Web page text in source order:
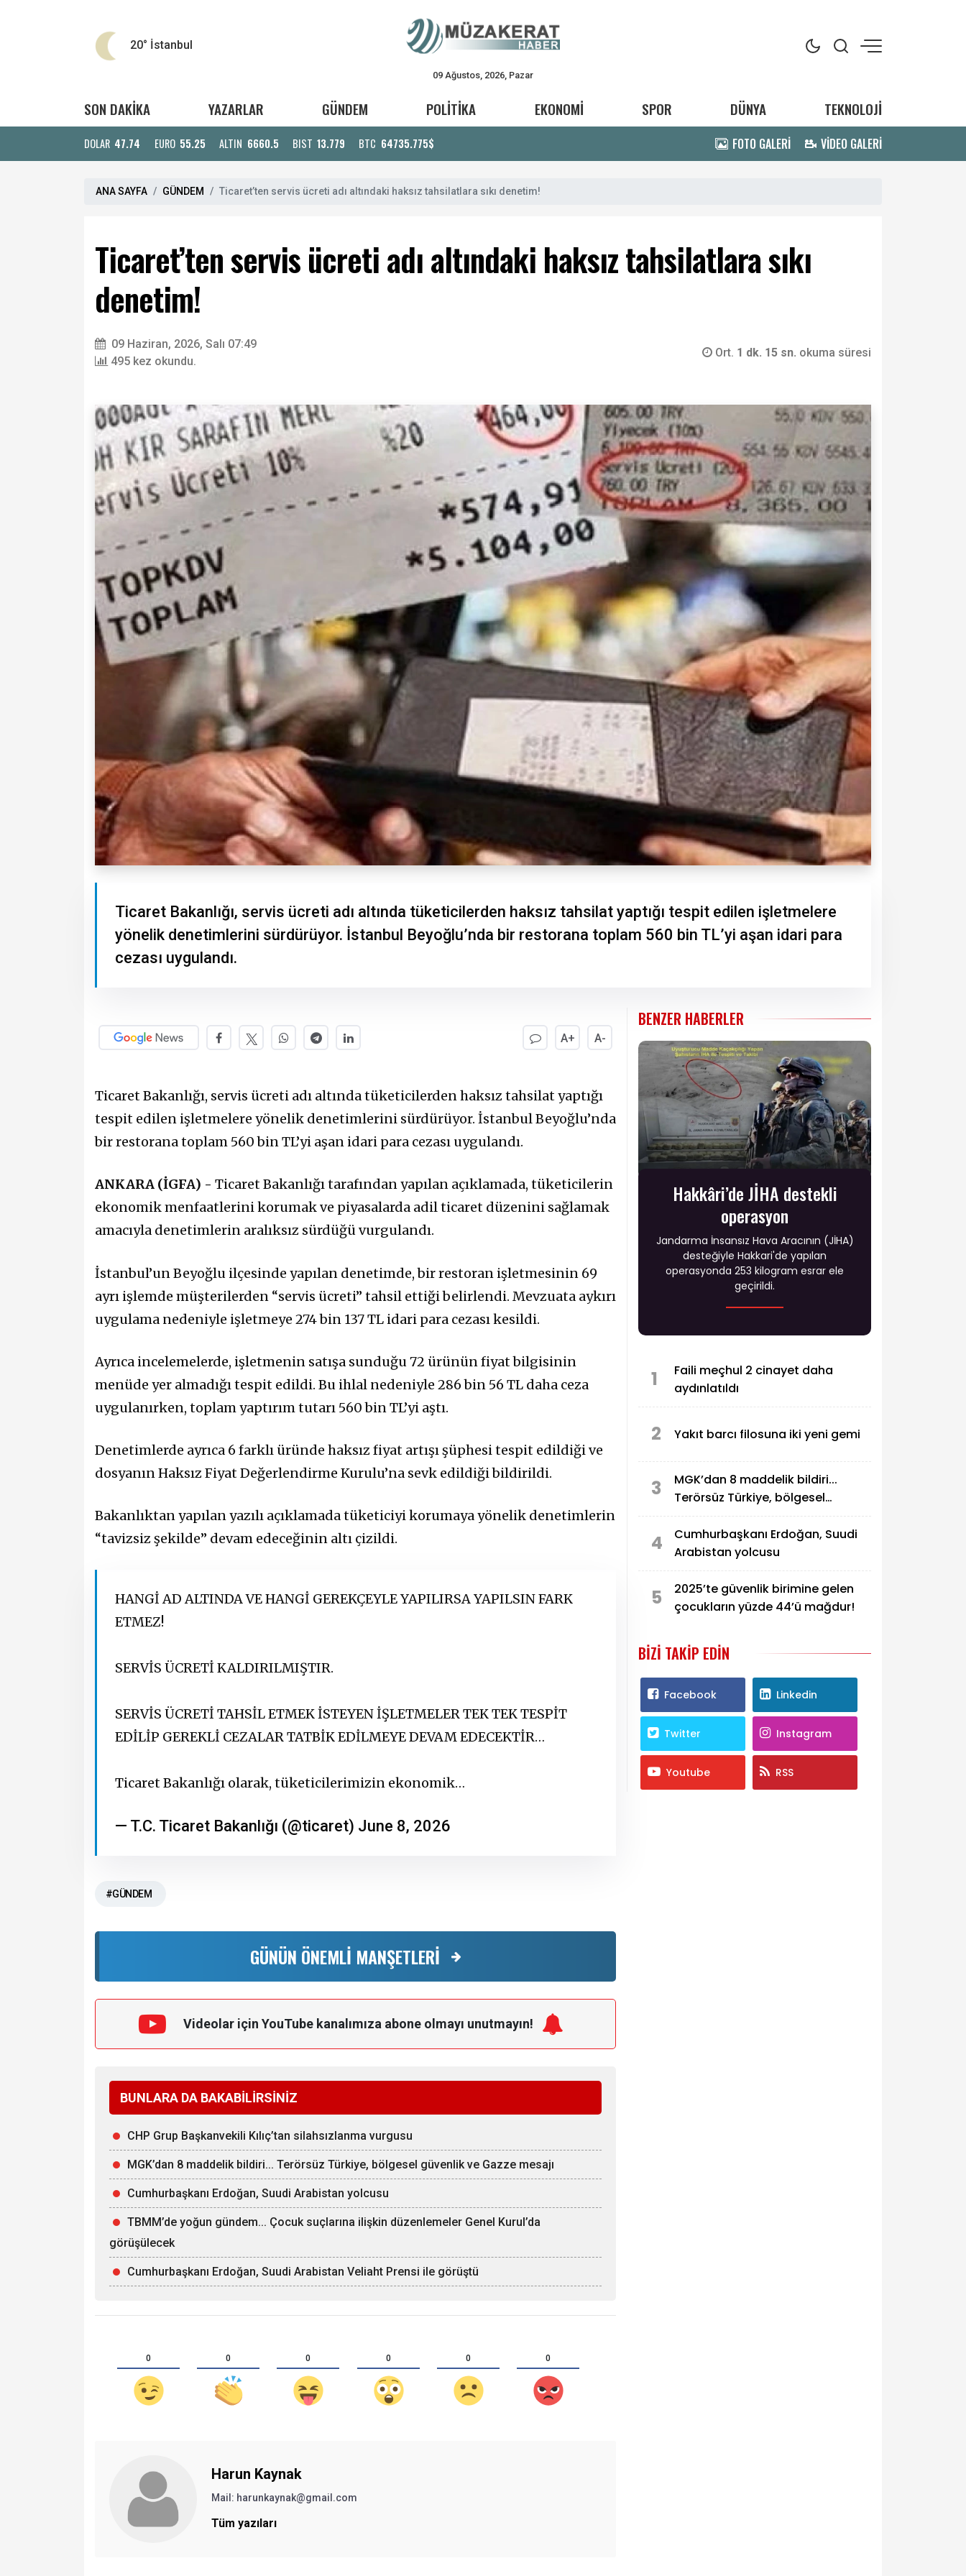
20° İstanbul
09 Ağustos, 2026, Pazar
SON DAKİKA YAZARLAR GÜNDEM POLİTİKA EKONOMİ SPOR DÜNYA TEKNOLOJİ
DOLAR 47.74 EURO 55.25 ALTIN 6660.5 BIST 13.779 BTC 64735.775$ FOTO GALERİ VİDEO GALERİ
ANA SAYFA GÜNDEM Ticaret’ten servis ücreti adı altındaki haksız tahsilatlara sıkı denetim!
Ticaret’ten servis ücreti adı altındaki haksız tahsilatlara sıkı
denetim!
09 Haziran, 2026, Salı 07:49
495 kez okundu.
Ort. 1 dk. 15 sn. okuma süresi
Ticaret Bakanlığı, servis ücreti adı altında tüketicilerden haksız tahsilat yaptığı tespit edilen işletmelere
yönelik denetimlerini sürdürüyor. İstanbul Beyoğlu’nda bir restorana toplam 560 bin TL’yi aşan idari para
cezası uygulandı.
A+ A-
Ticaret Bakanlığı, servis ücreti adı altında tüketicilerden haksız tahsilat yaptığı
tespit edilen işletmelere yönelik denetimlerini sürdürüyor. İstanbul Beyoğlu’nda
bir restorana toplam 560 bin TL’yi aşan idari para cezası uygulandı.
ANKARA (İGFA) - Ticaret Bakanlığı tarafından yapılan açıklamada, tüketicilerin
ekonomik menfaatlerini korumak ve piyasalarda adil ticaret düzenini sağlamak
amacıyla denetimlerin aralıksız sürdüğü vurgulandı.
İstanbul’un Beyoğlu ilçesinde yapılan denetimde, bir restoran işletmesinin 69
ayrı işlemde müşterilerden “servis ücreti” tahsil ettiği belirlendi. Mevzuata aykırı
uygulama nedeniyle işletmeye 274 bin 137 TL idari para cezası kesildi.
Ayrıca incelemelerde, işletmenin satışa sunduğu 72 ürünün fiyat bilgisinin
menüde yer almadığı tespit edildi. Bu ihlal nedeniyle 286 bin 56 TL daha ceza
uygulanırken, toplam yaptırım tutarı 560 bin TL’yi aştı.
Denetimlerde ayrıca 6 farklı üründe haksız fiyat artışı şüphesi tespit edildiği ve
dosyanın Haksız Fiyat Değerlendirme Kurulu’na sevk edildiği bildirildi.
Bakanlıktan yapılan yazılı açıklamada tüketiciyi korumaya yönelik denetimlerin
“tavizsiz şekilde” devam edeceğinin altı çizildi.
HANGİ AD ALTINDA VE HANGİ GEREKÇEYLE YAPILIRSA YAPILSIN FARK
ETMEZ!
SERVİS ÜCRETİ KALDIRILMIŞTIR.
SERVİS ÜCRETİ TAHSİL ETMEK İSTEYEN İŞLETMELER TEK TEK TESPİT
EDİLİP GEREKLİ CEZALAR TATBİK EDİLMEYE DEVAM EDECEKTİR…
Ticaret Bakanlığı olarak, tüketicilerimizin ekonomik…
— T.C. Ticaret Bakanlığı (@ticaret) June 8, 2026
#GÜNDEM
GÜNÜN ÖNEMLİ MANŞETLERİ
Videolar için YouTube kanalımıza abone olmayı unutmayın!
BUNLARA DA BAKABİLİRSİNİZ
CHP Grup Başkanvekili Kılıç’tan silahsızlanma vurgusu
MGK’dan 8 maddelik bildiri... Terörsüz Türkiye, bölgesel güvenlik ve Gazze mesajı
Cumhurbaşkanı Erdoğan, Suudi Arabistan yolcusu
TBMM’de yoğun gündem... Çocuk suçlarına ilişkin düzenlemeler Genel Kurul’da
görüşülecek
Cumhurbaşkanı Erdoğan, Suudi Arabistan Veliaht Prensi ile görüştü
0 0 0 0 0 0
Harun Kaynak
Mail: harunkaynak@gmail.com
Tüm yazıları
BENZER HABERLER
Hakkâri’de JİHA destekli
operasyon
Jandarma İnsansız Hava Aracının (JİHA)
desteğiyle Hakkari'de yapılan
operasyonda 253 kilogram esrar ele
geçirildi.
1
Faili meçhul 2 cinayet daha
aydınlatıldı
2 Yakıt barcı filosuna iki yeni gemi
3
MGK’dan 8 maddelik bildiri...
Terörsüz Türkiye, bölgesel
4
Cumhurbaşkanı Erdoğan, Suudi
Arabistan yolcusu
5
2025’te güvenlik birimine gelen
çocukların yüzde 44’ü mağdur!
BIZI TAKIP EDIN
Facebook Linkedin
Twitter Instagram
Youtube RSS